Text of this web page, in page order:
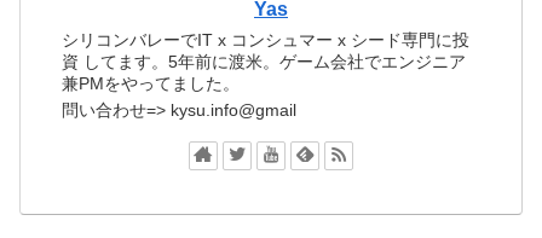
Yas
シリコンバレーでIT x コンシュマー x シード専門に投
資 してます。5年前に渡米。ゲーム会社でエンジニア
兼PMをやってました。
問い合わせ=> kysu.info@gmail